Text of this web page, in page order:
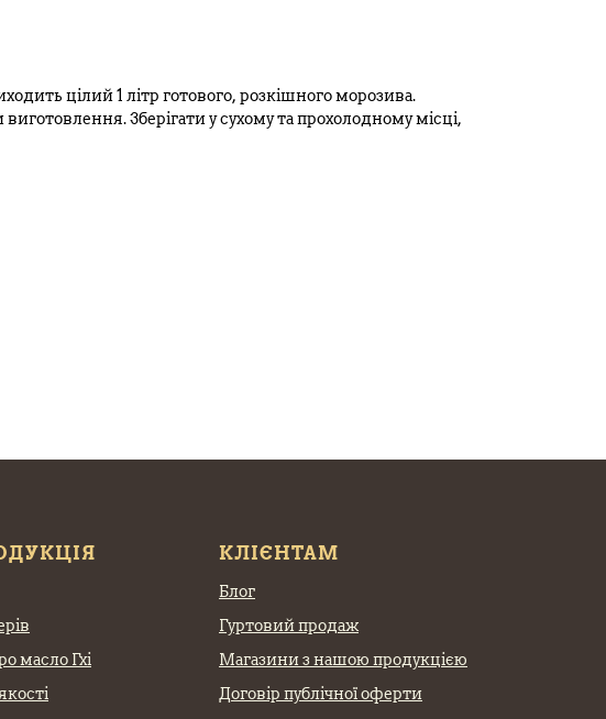
цілий 1 літр готового, розкішного морозива.
виготовлення. Зберігати у сухому та прохолодному місці,
масло Гхі
КЛІЄНТАМ
Блог
Гуртовий продаж
Магазини з нашою продукцією
Договір публічної оферти